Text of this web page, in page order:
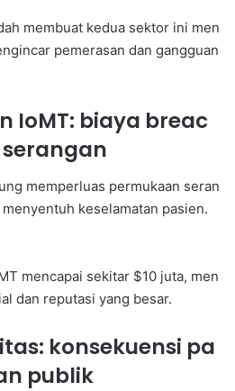
membuat kedua sektor ini men
pemerasan dan gangguan
IoMT: biaya breac
memperluas permukaan seran
keselamatan pasien.
mencapai sekitar $10 juta, men
dan reputasi yang besar.
konsekuensi pa
publik